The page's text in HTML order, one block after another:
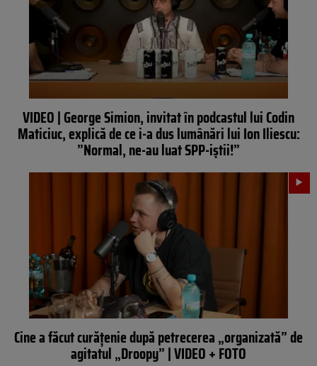
VIDEO | George Simion, invitat în podcastul lui Codin
Maticiuc, explică de ce i-a dus lumânări lui Ion Iliescu:
”Normal, ne-au luat SPP-iștii!”
Cine a făcut curățenie după petrecerea „organizată” de
agitatul „Droopy” | VIDEO + FOTO